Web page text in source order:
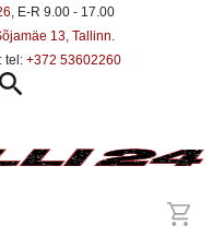
, E-R 9.00 - 17.00
13, Tallinn.
tel: +372 53602260